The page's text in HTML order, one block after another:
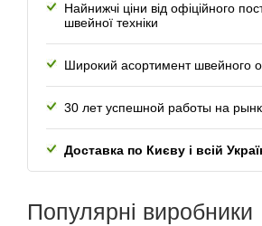
стабілізуючий матеріал
стилус
Найнижчі ціни від офіційного
швейної техніки
Широкий асортимент швейного
30 лет успешной работы на
Доставка по Києву і всій
Популярні виробники